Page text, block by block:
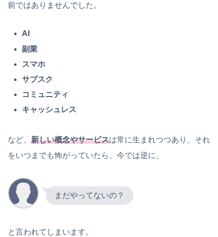
前ではありませんでした。
AI
副業
スマホ
サブスク
コミュニティ
キャッシュレス
など、 新しい概念やサービスは常に生まれつつあり、それ
をいつまでも怖がっていたら、今では逆に、
まだやってないの？
と言われてしまいます。